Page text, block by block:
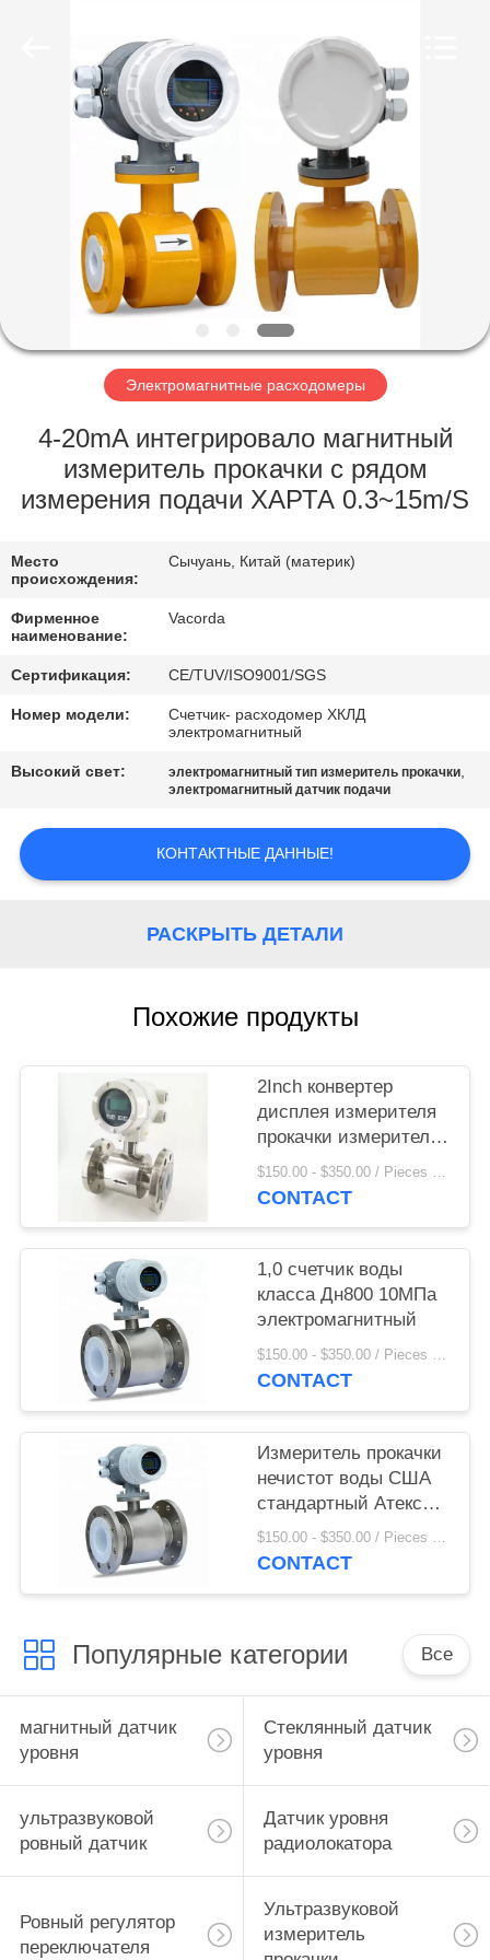
ПРОДУКТЫ
ПУТЕШЕСТВИЕ
ФАБРИКИ
ПРОВЕРКА
КАЧЕСТВА
СВЯЖИТЕСЬ
МЫ
СПРОСИТЕ
ЦИТАТУ
КАРТА
PRIVACY
Электромагнитные расходомеры
4-20mA интегрировало магнитный
измеритель прокачки с рядом
измерения подачи ХАРТА 0.3~15m/S
Место
происхождения:
Сычуань, Китай (материк)
Фирменное
наименование:
Vacorda
Сертификация: CE/TUV/ISO9001/SGS
Номер модели:
Счетчик- расходомер ХКЛД
электромагнитный
Высокий свет: электромагнитный тип измеритель прокачки,
электромагнитный датчик подачи
КОНТАКТНЫЕ ДАННЫЕ!
РАСКРЫТЬ ДЕТАЛИ
Похожие продукты
2Inch конвертер
дисплея измерителя
прокачки измерителя
прокачки Mag горячей
воды DN2400
$150.00 - $350.00 / Pieces MOQ:1 Piece / Pieces
CONTACT
1,0 счетчик воды
класса Дн800 10МПа
электромагнитный
$150.00 - $350.00 / Pieces MOQ:1 Piece / Pieces
CONTACT
Измеритель прокачки
нечистот воды США
стандартный Атекс
электромагнитный
для жидкостного
$150.00 - $350.00 / Pieces MOQ:1 Piece / Pieces
CONTACT
Популярные категории Все
магнитный датчик
уровня
Стеклянный датчик
уровня
ультразвуковой
ровный датчик
Датчик уровня
радиолокатора
Ровный регулятор
переключателя
Ультразвуковой
измеритель